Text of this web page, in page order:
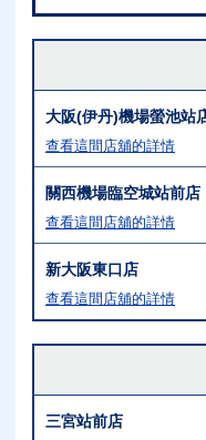
大阪(伊丹)機場螢池站
查看這間店舖的詳情
關西機場臨空城站前店
查看這間店舖的詳情
新大阪東口店
查看這間店舖的詳情
三宮站前店